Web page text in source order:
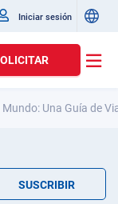
Iniciar sesión
Una Guía de
SUSCRIBIR